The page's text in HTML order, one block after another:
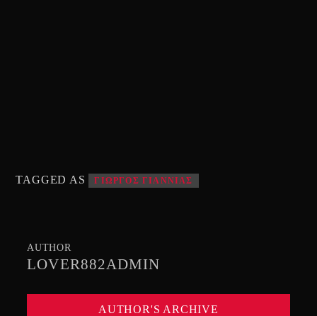
TAGGED AS ΓΙΩΡΓΟΣ ΓΙΑΝΝΙΑΣ
AUTHOR
LOVER882ADMIN
AUTHOR'S ARCHIVE